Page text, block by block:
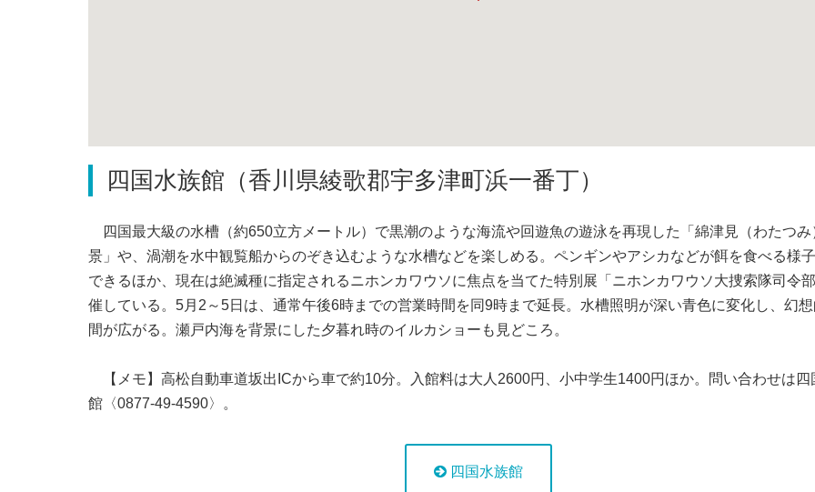
四国水族館（香川県綾歌郡宇多津町浜一番丁）
四国最大級の水槽（約650立方メートル）で黒潮のような海流や回遊魚の遊泳を再現した「綿津見（わたつみ
景」や、渦潮を水中観覧船からのぞき込むような水槽などを楽しめる。ペンギンやアシカなどが餌を食べる様
できるほか、現在は絶滅種に指定されるニホンカワウソに焦点を当てた特別展「ニホンカワウソ大捜索隊司令
催している。5月2～5日は、通常午後6時までの営業時間を同9時まで延長。水槽照明が深い青色に変化し、幻
間が広がる。瀬戸内海を背景にした夕暮れ時のイルカショーも見どころ。
【メモ】高松自動車道坂出ICから車で約10分。入館料は大人2600円、小中学生1400円ほか。問い合わせは四
館〈0877-49-4590〉。
四国水族館